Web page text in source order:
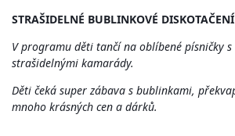
STRAŠIDELNÉ BUBLINKOVÉ DISKOTAČENÍ
V programu děti tančí na oblíbené písničky
strašidelnými kamarády.
Děti čeká super zábava s bublinkami,
mnoho krásných cen a dárků.